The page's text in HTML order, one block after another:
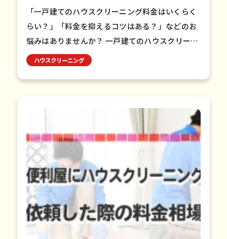
「一戸建てのハウスクリーニング料金はいくらく
らい？」「料金を抑えるコツはある？」などのお
悩みはありませんか？ 一戸建てのハウスクリーニ
ング料金は、家の広さや汚れ具合によって変わり
ハウスクリーニング